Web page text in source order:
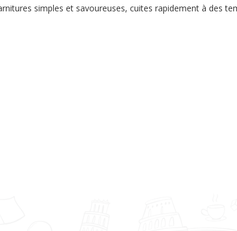
simples et savoureuses, cuites rapidement à des